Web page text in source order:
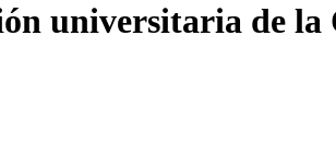
universitaria de la